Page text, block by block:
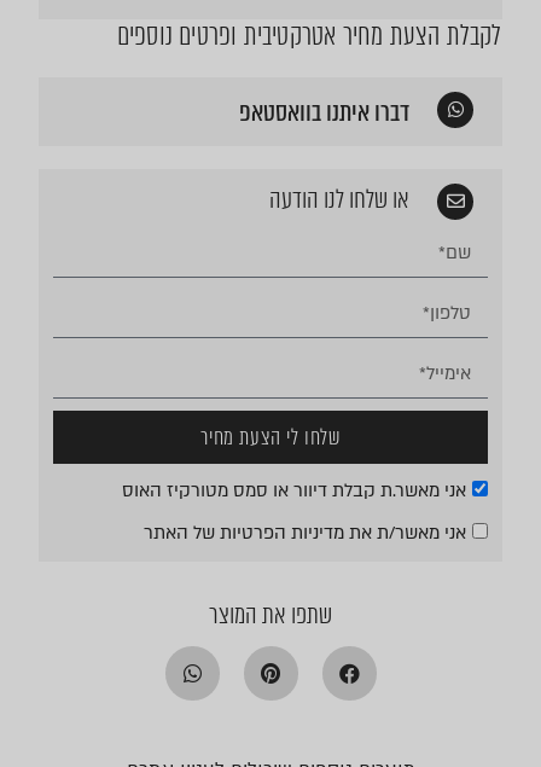
לקבלת הצעת מחיר אטרקטיבית ופרטים נוספים
דברו איתנו בוואסטאפ
או שלחו לנו הודעה
אני מאשר.ת קבלת דיוור או סמס מטורקיז האוס
אני מאשר/ת את מדיניות הפרטיותשל האתר
שלחו לי הצעת מחיר
שתפו את המוצר